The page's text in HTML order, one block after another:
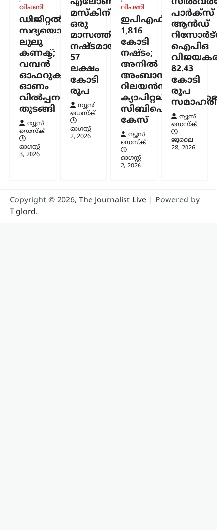
അര്‍ജുന്‍ ആയങ്കിക്കായി
വ്യാപക തിരച്ചില്‍;
വേഗത്തില്‍ പിടികൂടാന്‍
നിര്‍ദേശം നല്‍കി രമേശ്
ചെന്നിത്തല
ന്യൂസ് ഡെസ്ക്
ഓഗസ്റ്റ്‌ 7, 2026
പൊലീസിനെ പരസ്യമായി വെല്ലുവിളിച്ച
അര്‍ജുന്‍ ആയങ്കിയെ എത്രയും വേഗം
പിടികൂടാന്‍ ആഭ്യന്തരമന്ത്രി രമേശ്
ചെന്നിത്തല നിര്‍ദേശം നല്‍കിയതിനെ
തുടര്‍ന്ന് സംസ്ഥാനത്ത് പൊലീസ്
പരിശോധന ശക്തമാക്കി.
കൊച്ചിയടക്കമുള്ള വിവിധ…
വിപണി
ഡിജിറ്റൽ
സദ്യയൊരുക്കി
ലുലു
കണക്ട്;
വമ്പൻ
ഓഫറുകളുമായി
ഓണം
വിൽപ്പന
തുടങ്ങി
ന്യൂസ്
ഡെസ്ക്
ഓഗസ്റ്റ്‌
3, 2026
മസ്കിന്
ഒരു
മാസത്തിനുള്ളിൽ
നഷ്ടമായത്
57
ലക്ഷം
കോടി
രൂപ
ന്യൂസ്
ഡെസ്ക്
ഓഗസ്റ്റ്‌
2, 2026
വിപണി
ഇപിഎഫ്ഒയ്ക്ക്
1,816
കോടി
നഷ്ടം;
അനിൽ
അംബാനിക്കും
റിലയൻസ്
സിബിഐ
കേസ്
ന്യൂസ്
ഡെസ്ക്
ഓഗസ്റ്റ്‌
2, 2026
പാർക്സ്
ആൻഡ്
ഐപിഒ
82.43
കോടി
രൂപ
ന്യൂസ്
ഡെസ്ക്
ജൂലൈ
28, 2026
Copyright © 2026, The Journalist Live | Powered by
Tiglord.